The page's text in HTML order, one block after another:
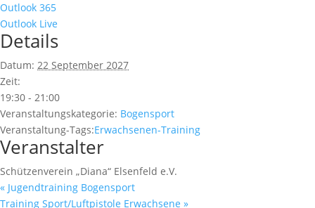
Outlook 365
Outlook Live
Details
Datum: 22 September 2027
Zeit:
19:30 - 21:00
Veranstaltungskategorie: Bogensport
Veranstaltung-Tags:Erwachsenen-Training
Veranstalter
Schützenverein „Diana“ Elsenfeld e.V.
« Jugendtraining Bogensport
Training Sport/Luftpistole Erwachsene »